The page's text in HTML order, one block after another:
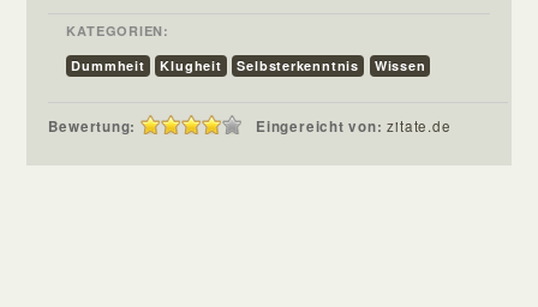
KATEGORIEN:
Dummheit
Klugheit Selbsterkenntnis Wissen
Bewertung: Eingereicht von:zitate.de